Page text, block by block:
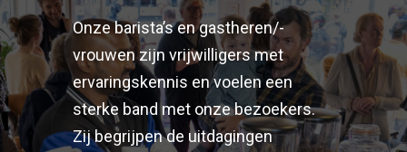
Onze barista’s en gastheren/-
vrouwen zijn vrijwilligers met
ervaringskennis en voelen een
sterke band met onze bezoekers.
Zij begrijpen de uitdagingen